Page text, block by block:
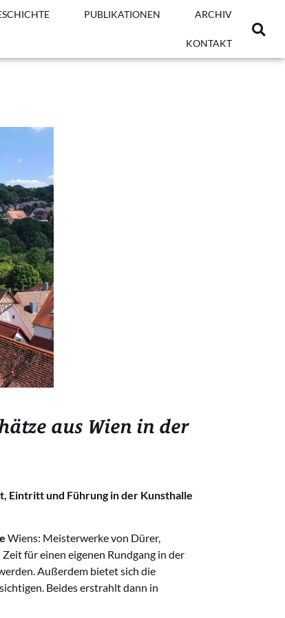
PUBLIKATIONEN ARCHIV
KONTAKT
aus Wien in der
Eintritt und Führung in der Kunsthalle
Wiens: Meisterwerke von Dürer,
für einen eigenen Rundgang in der
Außerdem bietet sich die
Beides erstrahlt dann in